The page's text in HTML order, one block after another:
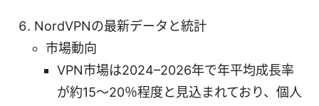
NordVPNの最新データと統計
市場動向
VPN市場は2024–2026年で年平均成長率
が約15〜20％程度と見込まれており、個人